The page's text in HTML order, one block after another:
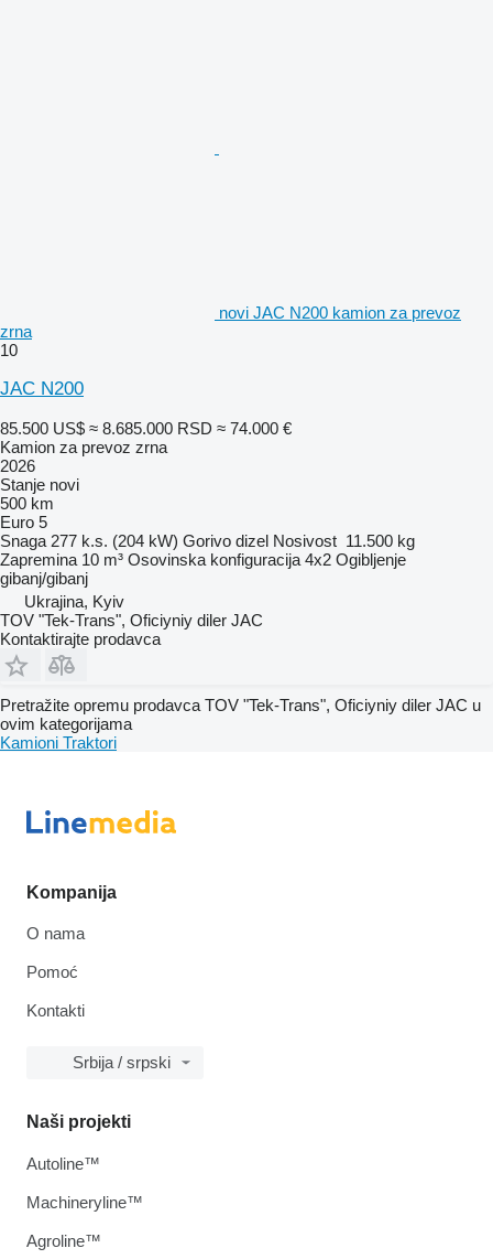
novi JAC N200 kamion za prevoz
zrna
10
JAC N200
85.500 US$ ≈ 8.685.000 RSD ≈ 74.000 €
Kamion za prevoz zrna
2026
Stanje novi
500 km
Euro 5
Snaga 277 k.s. (204 kW) Gorivo dizel Nosivost 11.500 kg
Zapremina 10 m³ Osovinska konfiguracija 4x2 Ogibljenje
gibanj/gibanj
Ukrajina, Kyiv
TOV "Tek-Trans", Oficiyniy diler JAC
Kontaktirajte prodavca
Pretražite opremu prodavca TOV "Tek-Trans", Oficiyniy diler JAC u
ovim kategorijama
Kamioni Traktori
Kompanija
O nama
Pomoć
Kontakti
Srbija / srpski
Naši projekti
Autoline™
Machineryline™
Agroline™